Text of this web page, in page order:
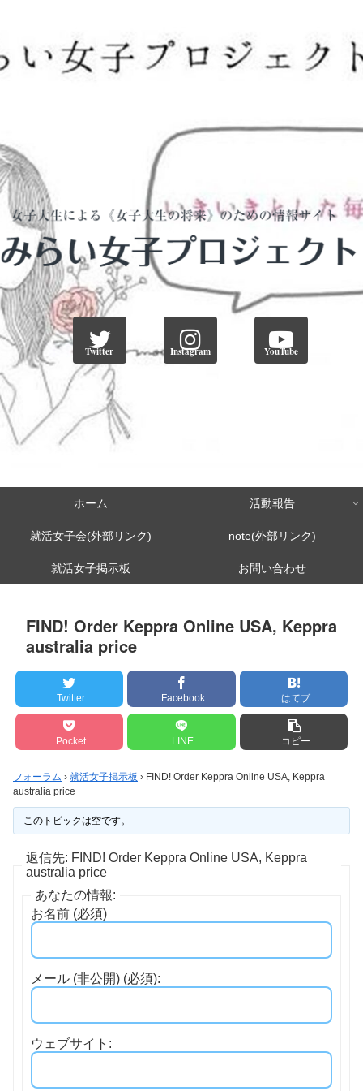
Twitter Instagram YouTube
ホーム 活動報告
就活女子会(外部リンク) note(外部リンク)
就活女子掲示板 お問い合わせ
FIND! Order Keppra Online USA, Keppra
australia price
Twitter Facebook はてブ
Pocket LINE コピー
フォーラム › 就活女子掲示板 › FIND! Order Keppra Online USA, Keppra
australia price
このトピックは空です。
返信先: FIND! Order Keppra Online USA, Keppra
australia price
あなたの情報:
お名前 (必須)
メール (非公開) (必須):
ウェブサイト: